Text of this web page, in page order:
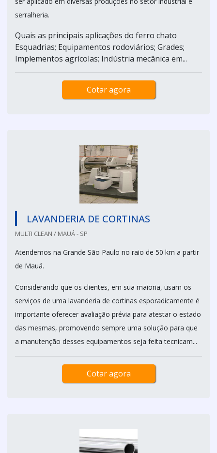
serralheria.
Quais as principais aplicações do ferro chato
Esquadrias; Equipamentos rodoviários; Grades;
Implementos agrícolas; Indústria mecânica em...
Cotar agora
LAVANDERIA DE CORTINAS
MULTI CLEAN / MAUÁ - SP
Atendemos na Grande São Paulo no raio de 50 km a partir
de Mauá.
Considerando que os clientes, em sua maioria, usam os
serviços de uma lavanderia de cortinas esporadicamente é
importante oferecer avaliação prévia para atestar o estado
das mesmas, promovendo sempre uma solução para que
a manutenção desses equipamentos seja feita tecnicam...
Cotar agora